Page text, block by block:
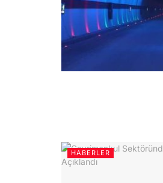
HABERLER